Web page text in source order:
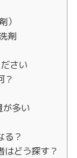
）
剤
さい
？
多い
る？
はどう探す？